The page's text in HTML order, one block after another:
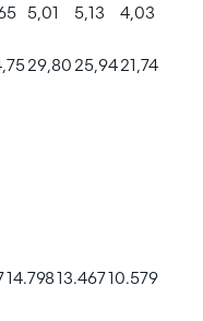
5,01 5,13 4,03
29,8025,9421,74
14.798 13.467 10.579